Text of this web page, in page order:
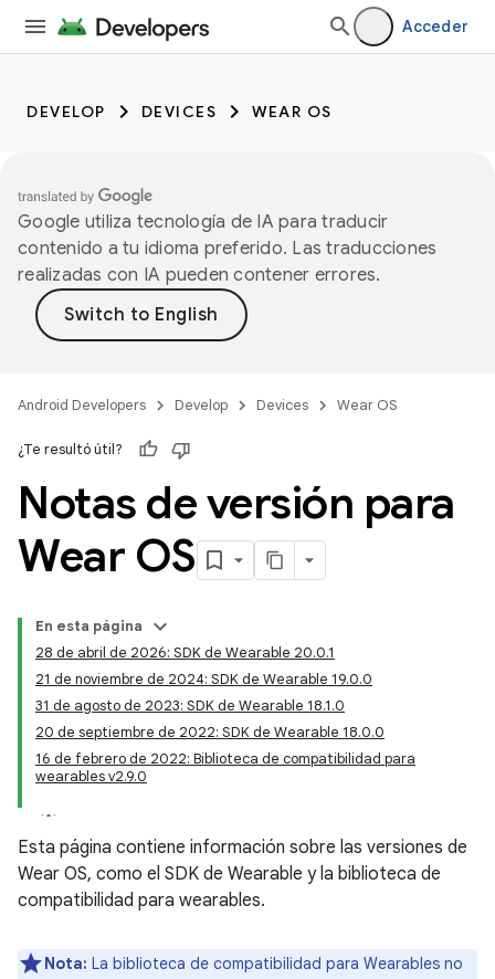
Acceder
DEVELOP DEVICES WEAR OS
Google utiliza tecnología de IA para traducir
contenido a tu idioma preferido. Las traducciones
realizadas con IA pueden contener errores.
Android Developers Develop Devices Wear OS
¿Te resultó útil?
Notas de versión para
Wear OS
En esta página
28 de abril de 2026: SDK de Wearable 20.0.1
21 de noviembre de 2024: SDK de Wearable 19.0.0
31 de agosto de 2023: SDK de Wearable 18.1.0
20 de septiembre de 2022: SDK de Wearable 18.0.0
16 de febrero de 2022: Biblioteca de compatibilidad para
wearables v2.9.0
Esta página contiene información sobre las versiones de
Wear OS, como el SDK de Wearable y la biblioteca de
compatibilidad para wearables.
Nota: La biblioteca de compatibilidad para Wearables no